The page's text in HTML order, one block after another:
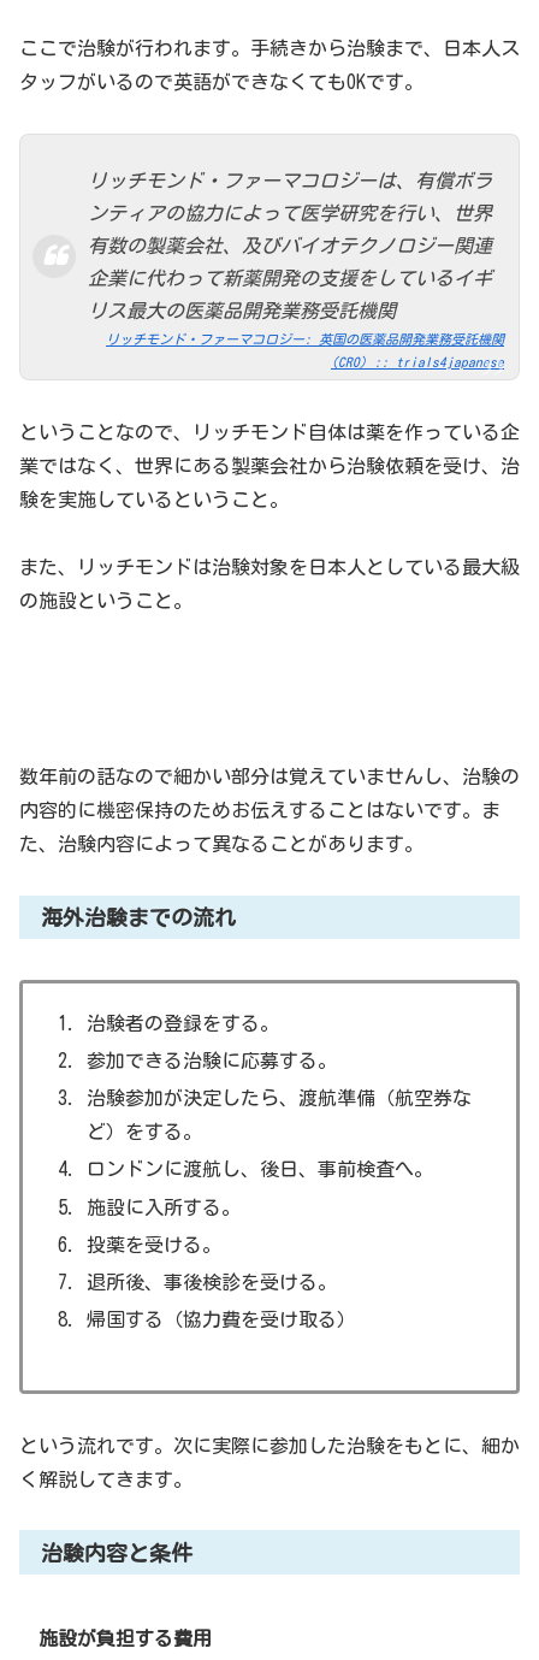
ここで治験が行われます。手続きから治験まで、日本人ス
タッフがいるので英語ができなくてもOKです。
リッチモンド・ファーマコロジーは、有償ボラ
ンティアの協力によって医学研究を行い、世界
有数の製薬会社、及びバイオテクノロジー関連
企業に代わって新薬開発の支援をしているイギ
リス最大の医薬品開発業務受託機関
リッチモンド・ファーマコロジー: 英国の医薬品開発業務受託機関
(CRO) :: trials4japanese
ということなので、リッチモンド自体は薬を作っている企
業ではなく、世界にある製薬会社から治験依頼を受け、治
験を実施しているということ。
また、リッチモンドは治験対象を日本人としている最大級
の施設ということ。
数年前の話なので細かい部分は覚えていませんし、治験の
内容的に機密保持のためお伝えすることはないです。ま
た、治験内容によって異なることがあります。
海外治験までの流れ
治験者の登録をする。
参加できる治験に応募する。
治験参加が決定したら、渡航準備（航空券な
ど）をする。
ロンドンに渡航し、後日、事前検査へ。
施設に入所する。
投薬を受ける。
退所後、事後検診を受ける。
帰国する（協力費を受け取る）
という流れです。次に実際に参加した治験をもとに、細か
く解説してきます。
治験内容と条件
施設が負担する費用